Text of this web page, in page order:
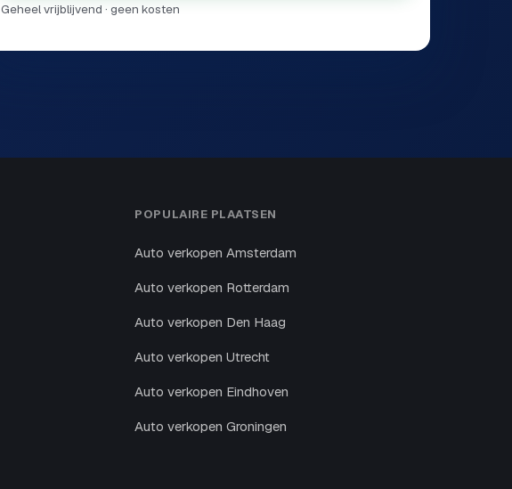
Geheel vrijblijvend · geen kosten
POPULAIRE PLAATSEN
Auto verkopen Amsterdam
Auto verkopen Rotterdam
Auto verkopen Den Haag
Auto verkopen Utrecht
Auto verkopen Eindhoven
Auto verkopen Groningen